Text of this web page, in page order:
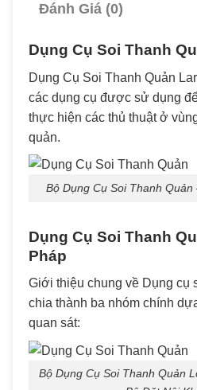
Đánh Giá (0)
Dụng Cụ Soi Thanh
Dụng Cụ Soi Thanh Quản
các dụng cụ được sử dụng
thực hiện các thủ thuật ở
quản.
Bộ Dụng Cụ Soi Thanh
Dụng Cụ Soi Thanh
Pháp
Giới thiệu chung về Dụng cụ
chia thành ba nhóm chính
quan sát:
Bộ Dụng Cụ Soi Thanh Quản